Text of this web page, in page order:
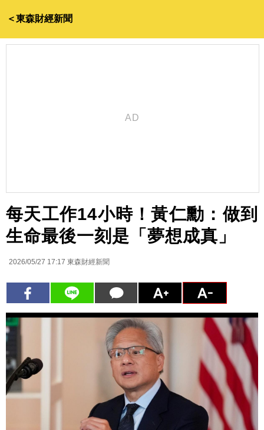
＜東森財經新聞
每天工作14小時！黃仁勳：做到
生命最後一刻是「夢想成真」
2026/05/27 17:17 東森財經新聞